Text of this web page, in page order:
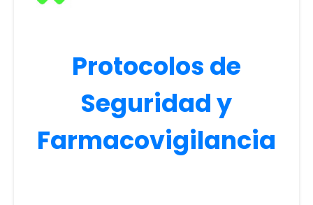
Protocolos de
Seguridad y
Farmacovigilancia